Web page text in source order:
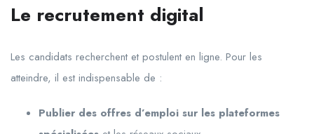
Le recrutement digital
Les candidats recherchent et postulent en ligne. Pour les
atteindre, il est indispensable de :
Publier des offres d’emploi sur les plateformes